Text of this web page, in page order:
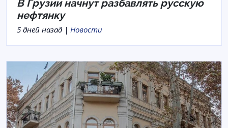
В Грузии начнут разбавлять русскую
нефтянку
5 дней назад | Новости